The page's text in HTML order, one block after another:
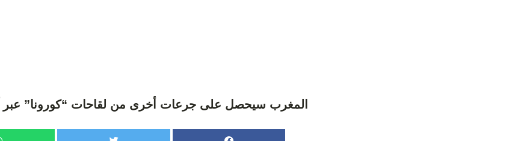
المغرب سيحصل على جرعات أخرى من لقاحات “كورونا” عبر